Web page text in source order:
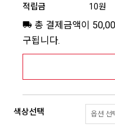
적립금 10원
총 결제금액이
구됩니다.
색상선택